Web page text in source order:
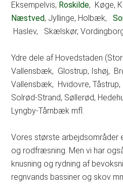
Eksempelvis; Roskilde, Køge,
Næstved, Jyllinge, Holbæk,
Haslev, Skælskør,
Ydre dele af Hovedstaden
Vallensbæk, Glostrup, Ishøj,
Vallensbæk, Hvidovre,
Solrød-Strand, Søllerød,
Lyngby-Tårnbæk mfl.
Vores største arbejdsområder
og rodfræsning. Men vi har
knusning og rydning af
regnvands bassiner og skov